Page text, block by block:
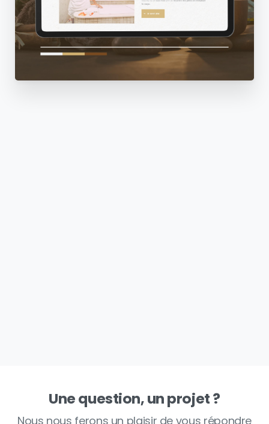
Une question, un projet ?
Nous nous ferons un plaisir de vous répondre